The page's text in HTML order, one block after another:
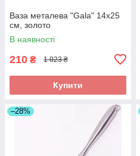
Ваза металева "Gala" 14x25
см, золото
В наявності
210 ₴ 1 023 ₴
Купити
–28%